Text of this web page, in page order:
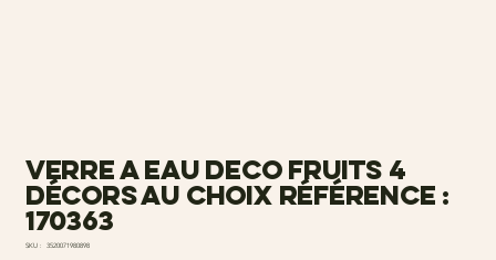
Verre a eau deco fruits 4
décors au choix Référence :
170363
SKU :
SKU
3520071980898